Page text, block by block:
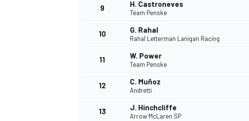
FÓRMULA E
9 H. Castroneves
Team Penske
10 G. Rahal
Rahal Letterman Lanigan Racing
11 W. Power
Team Penske
12 C. Muñoz
Andretti
13 J. Hinchcliffe
Arrow McLaren SP